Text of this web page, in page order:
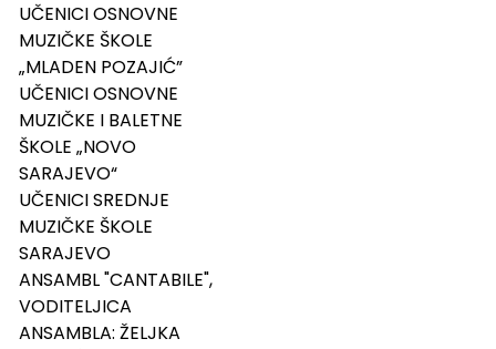
UČENICI OSNOVNE
MUZIČKE ŠKOLE
„MLADEN POZAJIĆ”
UČENICI OSNOVNE
MUZIČKE I BALETNE
ŠKOLE „NOVO
SARAJEVO“
UČENICI SREDNJE
MUZIČKE ŠKOLE
SARAJEVO
ANSAMBL "CANTABILE",
VODITELJICA
ANSAMBLA: ŽELJKA